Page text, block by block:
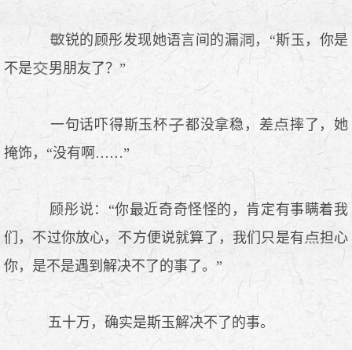
锐的顾彤发现她语言间的漏
，“斯玉，你是
不是
男朋友了？”
一句话吓得斯玉杯 都没拿稳，差
摔了，她
掩饰，“没有啊……”
顾彤说：“你最近奇奇怪怪的，肯定有事瞒着我
们，不过你放心，不方便说就算了，我们只是有
担心
你，是不是遇到解决不了的事了。”
五十万，确实是斯玉解决不了的事。